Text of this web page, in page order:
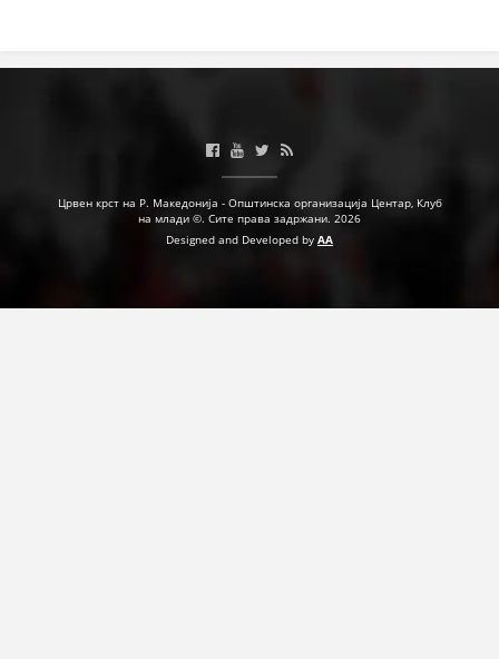
ПРИРАЧНИЦИ
Црвен крст на Р. Македонија - Општинска организација Центар, Клуб
на млади ©. Сите права задржани. 2026
Designed and Developed by AA